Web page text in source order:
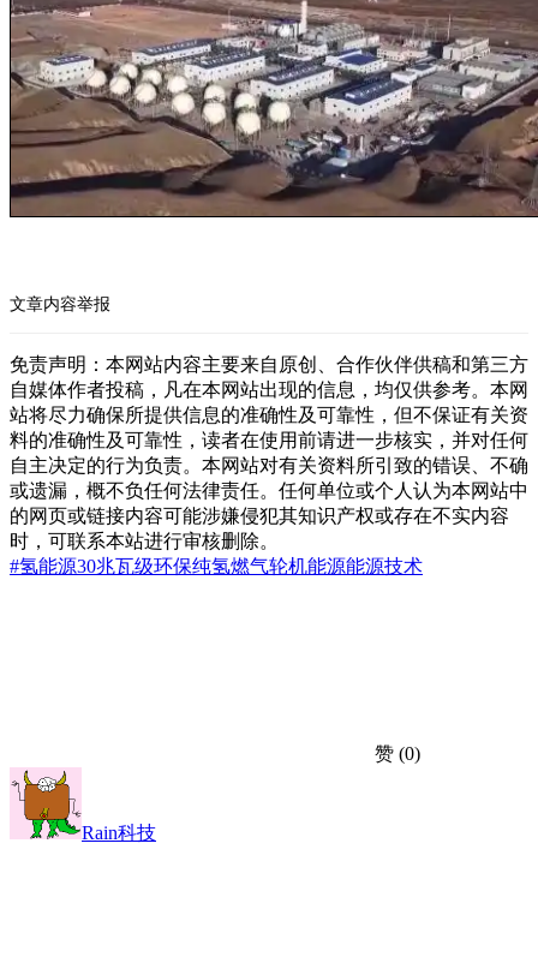
文章内容举报
免责声明：本网站内容主要来自原创、合作伙伴供稿和第三方
自媒体作者投稿，凡在本网站出现的信息，均仅供参考。本网
站将尽力确保所提供信息的准确性及可靠性，但不保证有关资
料的准确性及可靠性，读者在使用前请进一步核实，并对任何
自主决定的行为负责。本网站对有关资料所引致的错误、不确
或遗漏，概不负任何法律责任。任何单位或个人认为本网站中
的网页或链接内容可能涉嫌侵犯其知识产权或存在不实内容
时，可联系本站进行审核删除。
#氢能源30兆瓦级环保纯氢燃气轮机能源能源技术
赞 (0)
Rain科技